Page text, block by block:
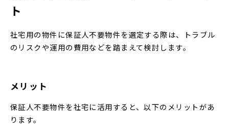
ト
社宅用の物件に保証人不要物件を選定する際は、トラブル
のリスクや運用の費用などを踏まえて検討します。
メリット
保証人不要物件を社宅に活用すると、以下のメリットがあ
ります。